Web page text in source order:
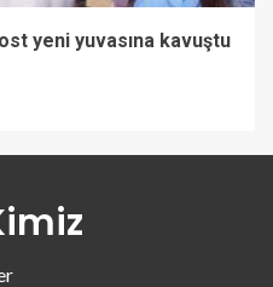
yeni yuvasına kavuştu